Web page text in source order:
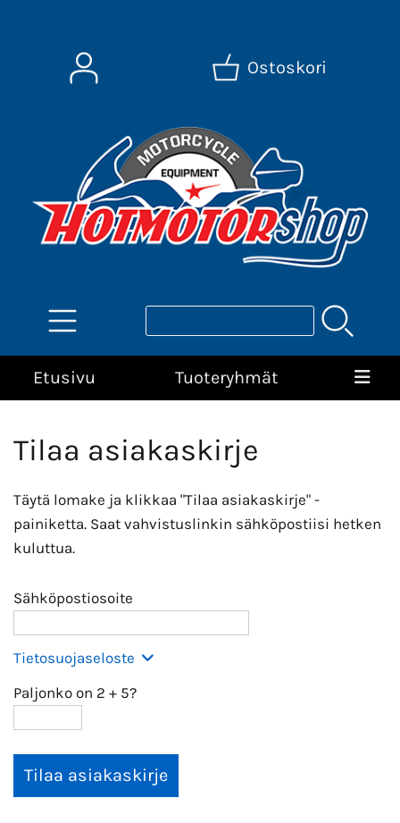
Ostoskori
Etusivu Tuoteryhmät
Tilaa asiakaskirje
Täytä lomake ja klikkaa "Tilaa asiakaskirje" -
painiketta. Saat vahvistuslinkin sähköpostiisi hetken
kuluttua.
Sähköpostiosoite
Tietosuojaseloste
Paljonko on 2 + 5?